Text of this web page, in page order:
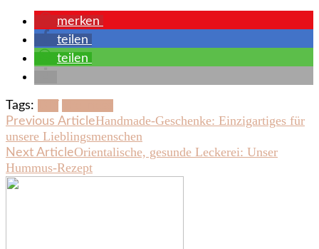
merken
teilen
teilen
Tags:
Post
Navigation
Previous ArticleHandmade-Geschenke: Einzigartiges für
unsere Lieblingsmenschen
Next ArticleOrientalische, gesunde Leckerei: Unser
Hummus-Rezept